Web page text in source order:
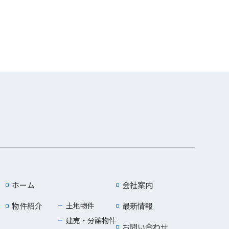
ホーム
物件紹介
土地物件
建売・分譲物件
会社案内
最新情報
お問い合わせ